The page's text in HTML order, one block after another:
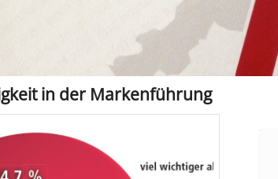
in der Markenführung